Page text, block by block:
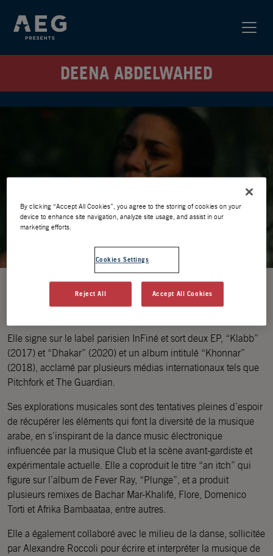
DEENA ABDELWAHED
Après ses débuts dans un groupe de jazz et de multiples
interventions dans la scène électronique de Tunis, la
Elle signe sur le label parisien InFiné et sort deux EP, “Klabb”
(2017) et “Dhakar” (2020) et un album intitulé “Khonnar”
(2018), acclamé par plusieurs médias internationaux tels que
Pitchfork et The Guardian.
Ses explorations musicales sont des tentatives pleines d’espoir
de récupérer les éléments qui font la diversité de la musique
arabe, en s’inspirant de la dance music électronique
influencée par la musique Club et la scène avant-gardiste et
expérimentale actuelle. Elle a coproduit le titre “an itch” qui
figure sur l’album de Fever Ray, “Plunge”, et a produit
plusieurs remixes de Bachar Mar-Khalifé, Flore, Domenico
Torti et Afrika Bambaataa, entre autres.
Elle a également collaboré avec le milieu de la danse, sollicitée
par Alexandre Roccoli pour écrire et interpréter la musique de
By clicking “Accept All Cookies”, you agree to the storing of cookies on your
device to enhance site navigation, analyze site usage, and assist in our
marketing efforts.
Cookies Settings
Reject All Accept All Cookies